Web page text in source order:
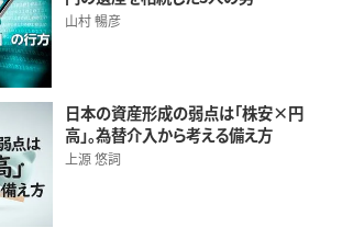
山村 暢彦
日本の資産形成の弱点は「株安×円
高」。為替介入から考える備え方
上源 悠詞